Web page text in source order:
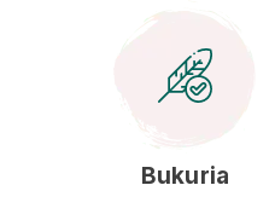
Bukuria